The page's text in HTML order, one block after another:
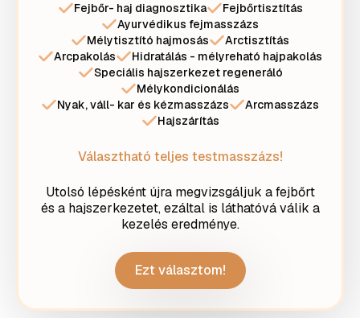
Fejbőr- haj diagnosztika
Fejbőrtisztítás
Ayurvédikus fejmasszázs
Mélytisztító hajmosás
Arctisztítás
Arcpakolás
Hidratálás - mélyreható hajpakolás
Speciális hajszerkezet regeneráló
Mélykondicionálás
Nyak, váll- kar és kézmasszázs
Arcmasszázs
Hajszárítás
Választható teljes testmasszázs!
Utolsó lépésként újra megvizsgáljuk a fejbőrt
és a hajszerkezetet, ezáltal is láthatóvá válik a
kezelés eredménye.
Ezt választom!